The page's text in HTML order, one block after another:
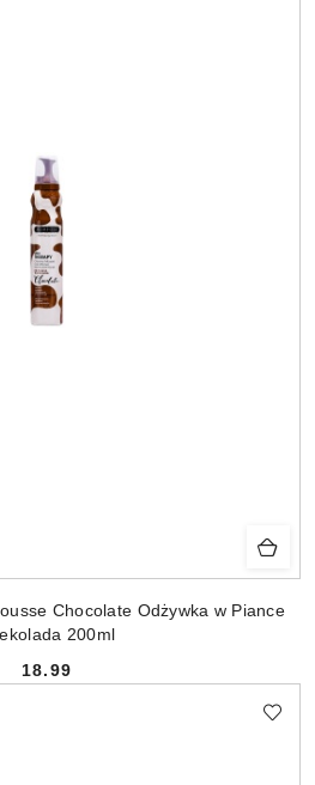
Chocolate Odżywka w Piance
200ml
Cena:
18.99